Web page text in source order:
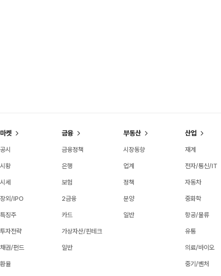
마켓
공시
시황
시세
장외/IPO
특징주
투자전략
채권/펀드
환율
금융
금융정책
은행
보험
2금융
카드
가상자산/핀테크
일반
부동산
시장동향
업계
정책
분양
일반
산업
재계
전자/통신/IT
자동차
중화학
항공/물류
유통
의료/바이오
중기/벤처